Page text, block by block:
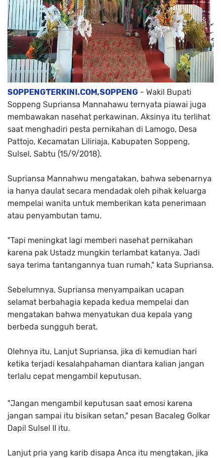
SOPPENGTERKINI.COM,SOPPENG - Wakil Bupati
Soppeng Supriansa Mannahawu ternyata piawai juga
membawakan nasehat perkawinan. Aksinya itu terlihat
saat menghadiri pesta pernikahan di Lamogo, Desa
Pattojo, Kecamatan Liliriaja, Kabupaten Soppeng,
Sulsel, Sabtu (15/9/2018).
Supriansa Mannahwu mengatakan, bahwa sebenarnya
ia hanya daulat secara mendadak oleh pihak keluarga
mempelai wanita untuk memberikan kata penerimaan
atau penyambutan tamu.
"Tapi meningkat lagi memberi nasehat pernikahan
karena pak Ustadz mungkin terlambat katanya. Jadi
saya terima tantangannya tuan rumah," kata Supriansa.
Sebelumnya, Supriansa menyampaikan ucapan
selamat berbahagia kepada kedua mempelai dan
mengatakan bahwa menyatukan dua kepala yang
berbeda sungguh berat.
Olehnya itu, Lanjut Supriansa, jika di kemudian hari
ketika terjadi kesalahpahaman diantara kalian jangan
terlalu cepat mengambil keputusan.
"Jangan mengambil keputusan saat emosi karena
jangan sampai itu bisikan setan," pesan Bacaleg Golkar
Dapil Sulsel II itu.
Lanjut pria yang karib disapa Anca itu mengtakan, jika